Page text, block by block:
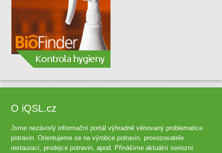
O iQSL.cz
Jsme nezávislý informační portál výhradně věnovaný problematice
potravin. Orientujeme se na výrobce potravin, provozovatele
restaurací, prodejce potravin, apod. Přinášíme aktuální seriozní